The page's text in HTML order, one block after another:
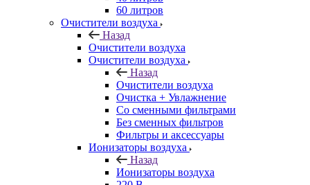
60 литров
Очистители воздуха
Назад
Очистители воздуха
Очистители воздуха
Назад
Очистители воздуха
Очистка + Увлажнение
Cо сменными фильтрами
Без сменных фильтров
Фильтры и аксессуары
Ионизаторы воздуха
Назад
Ионизаторы воздуха